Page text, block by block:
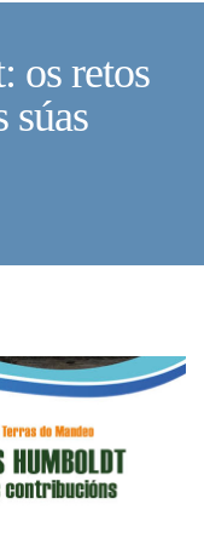
os retos
súas